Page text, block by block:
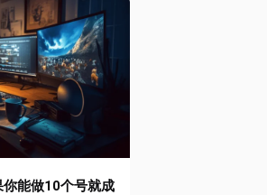
能做10个号就成